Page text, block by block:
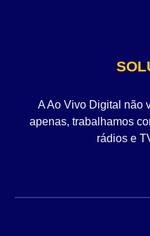
A Ao Vivo Digital não
apenas, trabalhamos
rádios e